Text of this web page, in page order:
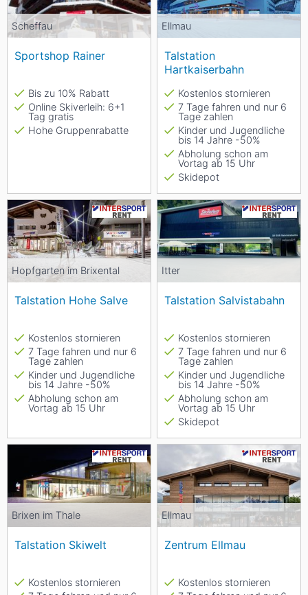
Scheffau
Sportshop Rainer
Bis zu 10% Rabatt
Online Skiverleih: 6+1
Tag gratis
Hohe Gruppenrabatte
Ellmau
Talstation
Hartkaiserbahn
Kostenlos stornieren
7 Tage fahren und nur 6
Tage zahlen
Kinder und Jugendliche
bis 14 Jahre -50%
Abholung schon am
Vortag ab 15 Uhr
Skidepot
Hopfgarten im Brixental
Talstation Hohe Salve
Kostenlos stornieren
7 Tage fahren und nur 6
Tage zahlen
Kinder und Jugendliche
bis 14 Jahre -50%
Abholung schon am
Vortag ab 15 Uhr
Itter
Talstation Salvistabahn
Kostenlos stornieren
7 Tage fahren und nur 6
Tage zahlen
Kinder und Jugendliche
bis 14 Jahre -50%
Abholung schon am
Vortag ab 15 Uhr
Skidepot
Brixen im Thale
Talstation Skiwelt
Kostenlos stornieren
Ellmau
Zentrum Ellmau
Kostenlos stornieren